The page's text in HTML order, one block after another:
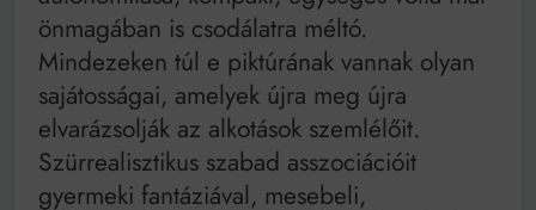
önmagában is csodálatra méltó.
Mindezeken túl e piktúrának vannak olyan
sajátosságai, amelyek újra meg újra
elvarázsolják az alkotások szemlélőit.
Szürrealisztikus szabad asszociációit
gyermeki fantáziával, mesebeli,